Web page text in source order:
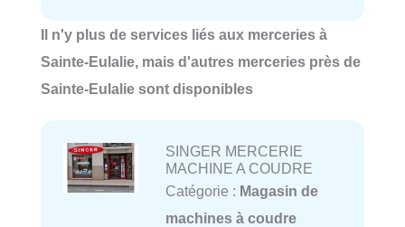
Il n'y plus de services liés aux merceries à
Sainte-Eulalie, mais d'autres merceries près de
Sainte-Eulalie sont disponibles
SINGER MERCERIE
MACHINE A COUDRE
Catégorie : Magasin de
machines à coudre